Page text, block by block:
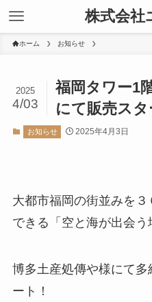
株式会社
ホーム お知らせ
福岡タワー1
にて販売スタ
2025
4/03
お知らせ 2025年4月3日
大都市福岡の街並みを
できる「空と海が出会
博多土産処傳や様にて
ート！